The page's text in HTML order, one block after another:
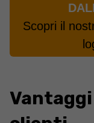
Scopri il